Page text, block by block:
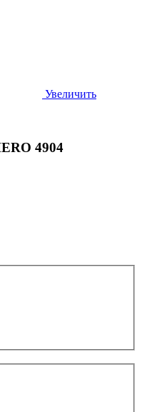
Увеличить
4904